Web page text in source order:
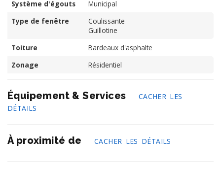
Système d'égouts
Municipal
Type de fenêtre
Coulissante
Guillotine
Toiture
Bardeaux d'asphalte
Zonage
Résidentiel
Équipement & Services
CACHER LES
DÉTAILS
À proximité de CACHER LES DÉTAILS